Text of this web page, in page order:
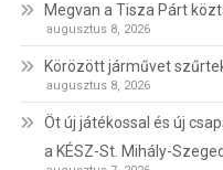
Megvan a Tisza Párt
augusztus 8, 2026
Körözött járművet
augusztus 8, 2026
Öt új játékossal és új
a KÉSZ-St. Mihály-Szeged